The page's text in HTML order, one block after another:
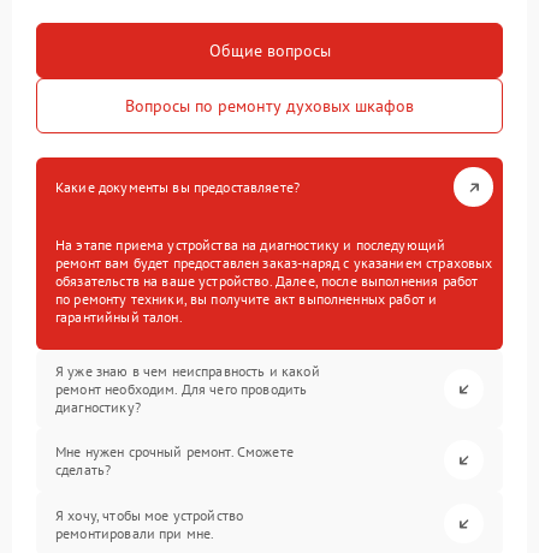
Общие вопросы
Вопросы по ремонту духовых шкафов
Какие документы вы предоставляете?
На этапе приема устройства на диагностику и последующий
ремонт вам будет предоставлен заказ-наряд с указанием страховых
обязательств на ваше устройство. Далее, после выполнения работ
по ремонту техники, вы получите акт выполненных работ и
гарантийный талон.
Я уже знаю в чем неисправность и какой
ремонт необходим. Для чего проводить
диагностику?
Мне нужен срочный ремонт. Сможете
сделать?
Я хочу, чтобы мое устройство
ремонтировали при мне.